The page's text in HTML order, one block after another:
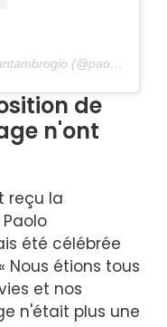
Un message partagé par Paolo Santambrogio (@paolosantambrogio)
de
n'ont
reçu la
été célébrée
Nous étions tous
et nos
n'était plus une